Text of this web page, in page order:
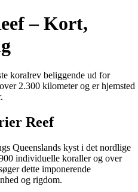
– Kort,
koralrev beliggende ud for
2.300 kilometer og er hjemsted
Reef
Queenslands kyst i det nordlige
individuelle koraller og over
dette imponerende
og rigdom.